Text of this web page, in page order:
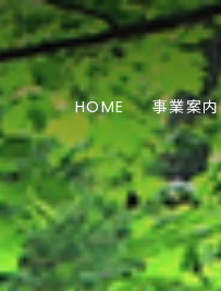
HOME 事業案内